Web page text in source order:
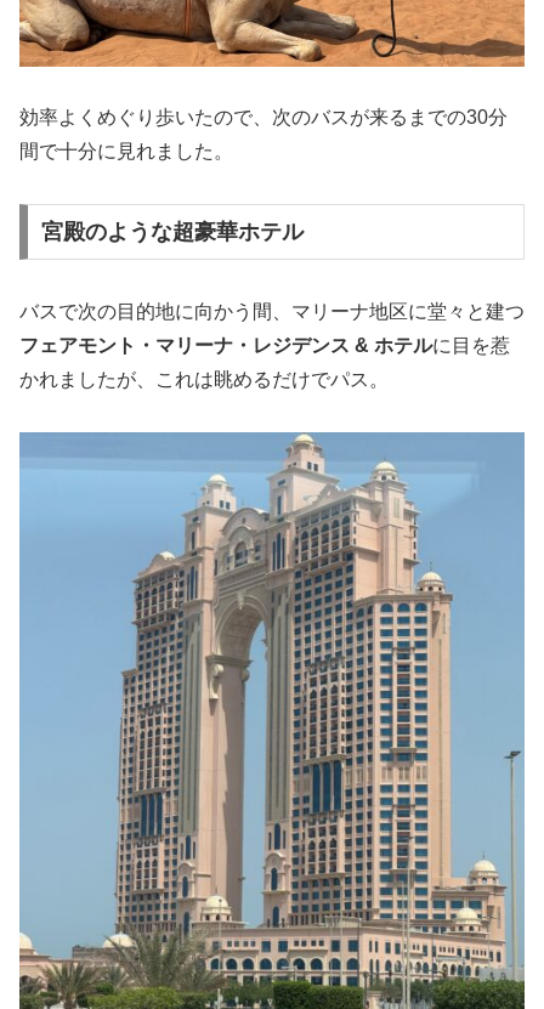
効率よくめぐり歩いたので、次のバスが来るまでの30分
間で十分に見れました。
宮殿のような超豪華ホテル
バスで次の目的地に向かう間、マリーナ地区に堂々と建つ
フェアモント・マリーナ・レジデンス & ホテルに目を惹
かれましたが、これは眺めるだけでパス。